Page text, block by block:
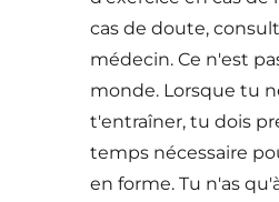
cas de doute,
médecin. Ce n'est
monde. Lorsque tu
t'entraîner, tu dois
temps nécessaire
en forme. Tu n'as